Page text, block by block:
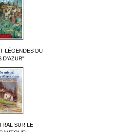
LÉGENDES DU
D'AZUR"
SUR LE